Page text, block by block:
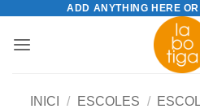
content
ADD ANYTHING HERE
INICI / ESCOLES /